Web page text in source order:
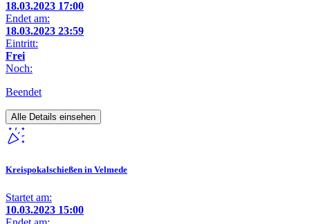
18.03.2023 17:00
Endet am:
18.03.2023 23:59
Eintritt:
Frei
Noch:
Beendet
Alle Details einsehen
Kreispokalschießen in Velmede
Startet am:
10.03.2023 15:00